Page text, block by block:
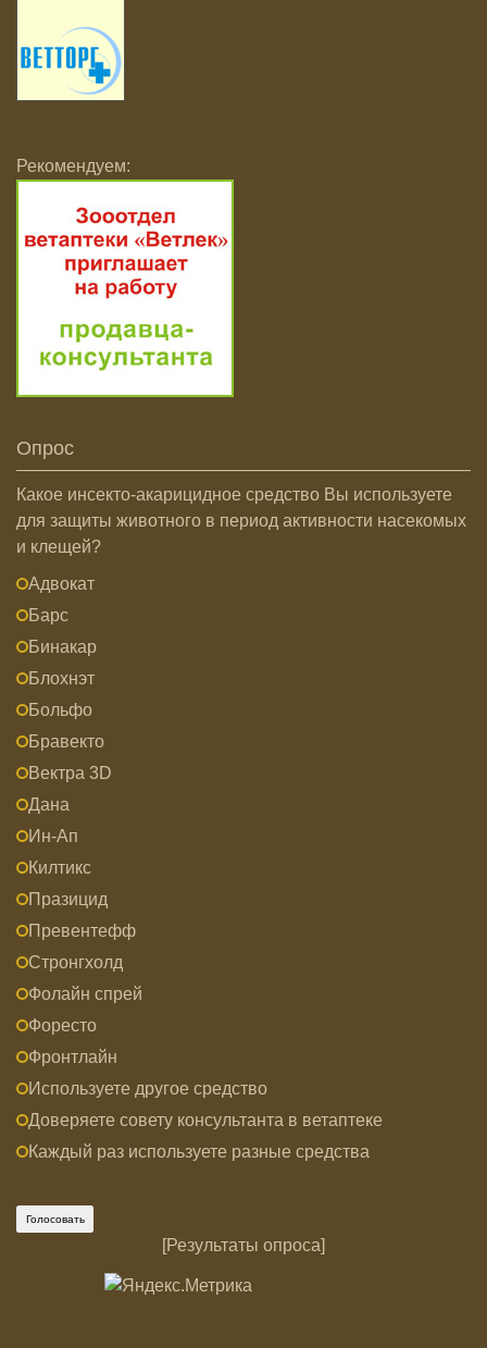
Рекомендуем:
Опрос
Какое инсекто-акарицидное средство Вы используете
для защиты животного в период активности насекомых
и клещей?
Адвокат
Барс
Бинакар
Блохнэт
Больфо
Бравекто
Вектра 3D
Дана
Ин-Ап
Килтикс
Празицид
Превентефф
Стронгхолд
Фолайн спрей
Форесто
Фронтлайн
Используете другое средство
Доверяете совету консультанта в ветаптеке
Каждый раз используете разные средства
[Результаты опроса]